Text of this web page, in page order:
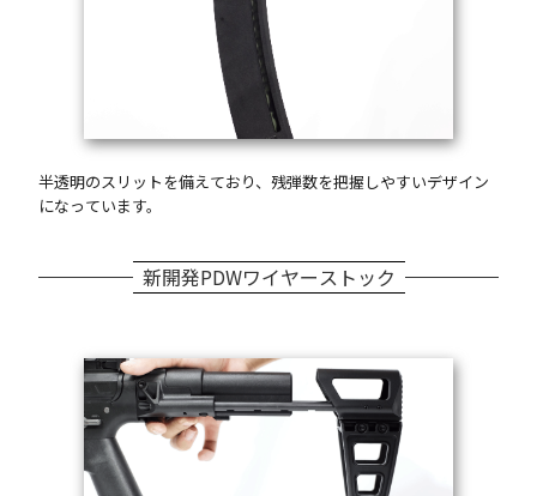
半透明のスリットを備えており、残弾数を把握しやすいデザイン
になっています。
新開発PDWワイヤーストック